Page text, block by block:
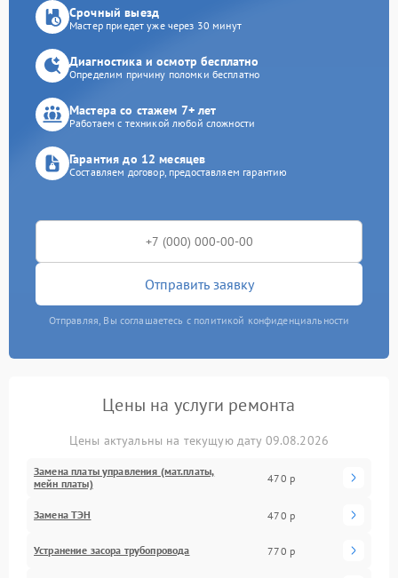
Срочный выезд
Мастер приедет уже через 30 минут
Диагностика и осмотр бесплатно
Определим причину поломки бесплатно
Мастера со стажем 7+ лет
Работаем с техникой любой сложности
Гарантия до 12 месяцев
Составляем договор, предоставляем гарантию
Отправить заявку
Отправляя, Вы соглашаетесь с политикой конфиденциальности
Цены на услуги ремонта
Цены актуальны на текущую дату 09.08.2026
Замена платы управления (мат.платы,
мейн платы)
470 р
Замена ТЭН 470 р
Устранение засора трубопровода 770 р